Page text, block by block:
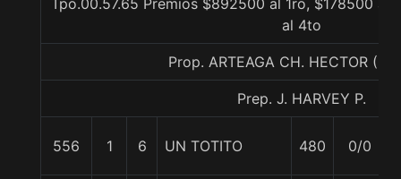
Tpo.00.57.65 Premios $892500 al 1ro, $178500 al
al 4to
Prop. ARTEAGA CH. HECTOR
Prep. J. HARVEY P.
556 1 6 UN TOTITO 480 0/0